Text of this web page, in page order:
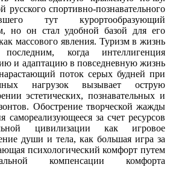
спортивно-познавательного
тут курортообразующий
но он стал удобной базой для его
массового явления. Туризм в жизнь
когда интеллигенция
и адаптацию в повседневную жизнь
поток серых будней при
нагрузок вызывает острую
эстетических, познавательных и
Обострение творческой жажды
самореализующееся за счет ресурсов
цивилизации как игровое
души и тела, как большая игра за
психологический комфорт путем
компенсации комфорта